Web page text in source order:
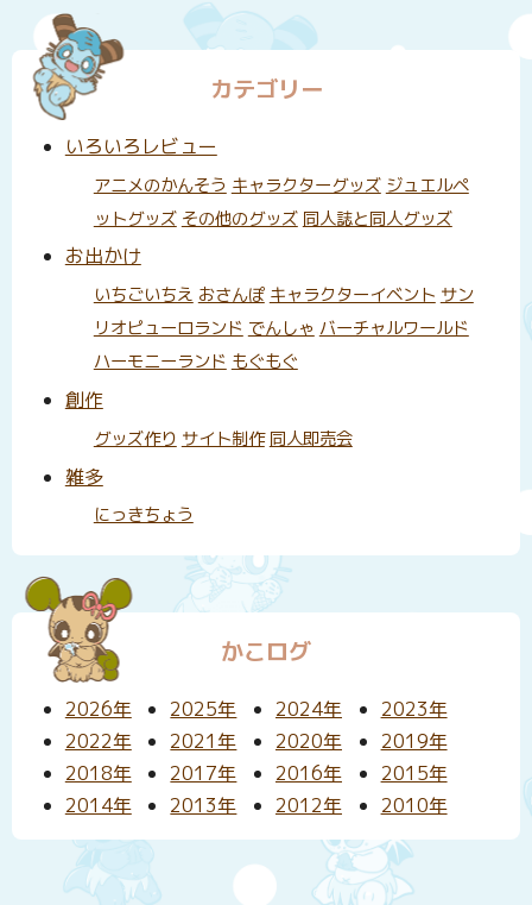
カテゴリー
いろいろレビュー
アニメのかんそう キャラクターグッズ ジュエルペ
ットグッズ その他のグッズ 同人誌と同人グッズ
お出かけ
いちごいちえ おさんぽ キャラクターイベント サン
リオピューロランド でんしゃ バーチャルワールド
ハーモニーランド もぐもぐ
創作
グッズ作り サイト制作 同人即売会
雑多
にっきちょう
かこログ
2026年 2025年 2024年
2023年
2022年
2021年 2020年
2019年
2018年
2017年 2016年
2015年
2014年
2013年 2012年 2010年